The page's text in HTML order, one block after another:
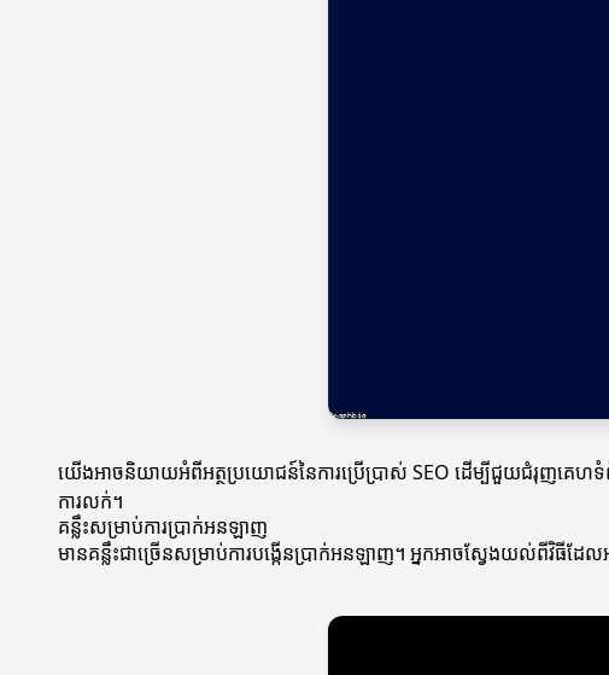
យើងអាចនិយាយអំពីអត្ថប្រយោជន៍នៃការប្រើប្រាស់ SEO ដើម្បីជួយជំរុញគេហទំព័
ការលក់។
គន្លឹះសម្រាប់ការប្រាក់អនឡាញ
មានគន្លឹះជាច្រើនសម្រាប់ការបង្កើនប្រាក់អនឡាញ។ អ្នកអាចស្វែងយល់ពីវិធីដែ